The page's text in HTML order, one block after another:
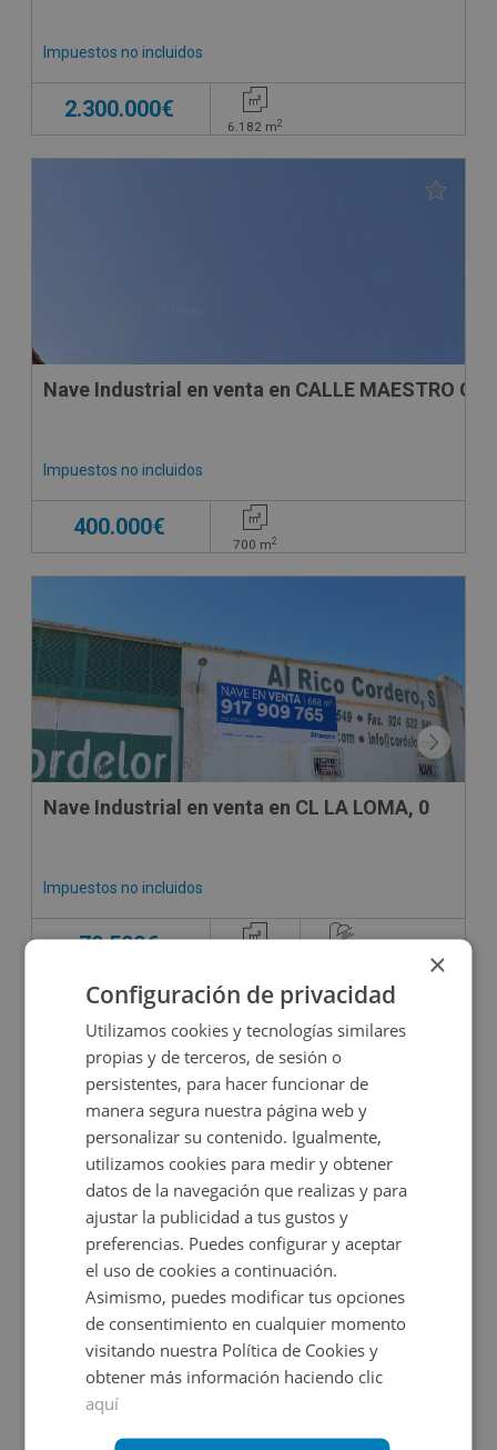
Impuestos no incluidos
2.300.000€
6.182 m2
Nave Industrial en venta en CALLE MAESTRO
Impuestos no incluidos
400.000€
700 m2
Nave Industrial en venta en CL LA LOMA, 0
Impuestos no incluidos
79.500€
Nave Industrial en venta en CARRETERA DE
Impuestos no incluidos
105.000€
1.023m2
×
Configuración de privacidad
Utilizamos cookies y tecnologías similares
propias y de terceros, de sesión o
persistentes, para hacer funcionar de
manera segura nuestra página web y
personalizar su contenido. Igualmente,
utilizamos cookies para medir y obtener
datos de la navegación que realizas y para
ajustar la publicidad a tus gustos y
preferencias. Puedes configurar y aceptar
el uso de cookies a continuación.
Asimismo, puedes modificar tus opciones
de consentimiento en cualquier momento
visitando nuestra Política de Cookies y
obtener más información haciendo clic
aquí